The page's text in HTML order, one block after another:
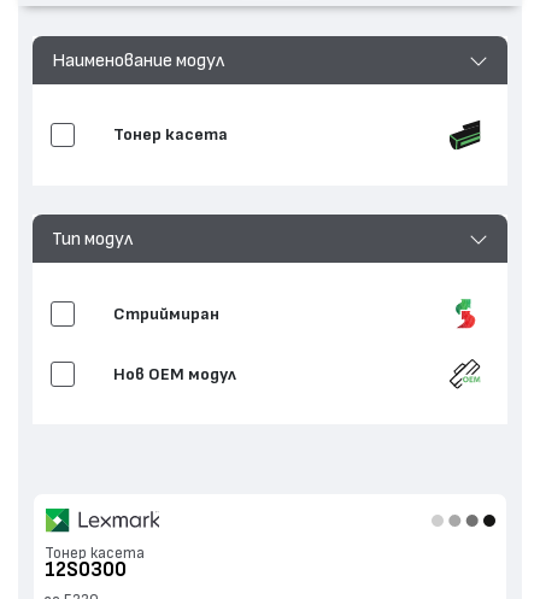
Наименование модул
Тонер касета
Тип модул
Стриймиран
Нов ОЕМ модул
Тонер касета
12S0300